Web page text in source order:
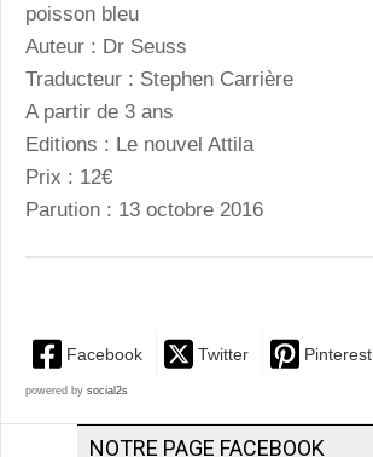
poisson bleu
Auteur : Dr Seuss
Traducteur : Stephen Carrière
A partir de 3 ans
Editions : Le nouvel Attila
Prix : 12€
Parution : 13 octobre 2016
Facebook Twitter Pinterest
powered by social2s
NOTRE PAGE FACEBOOK